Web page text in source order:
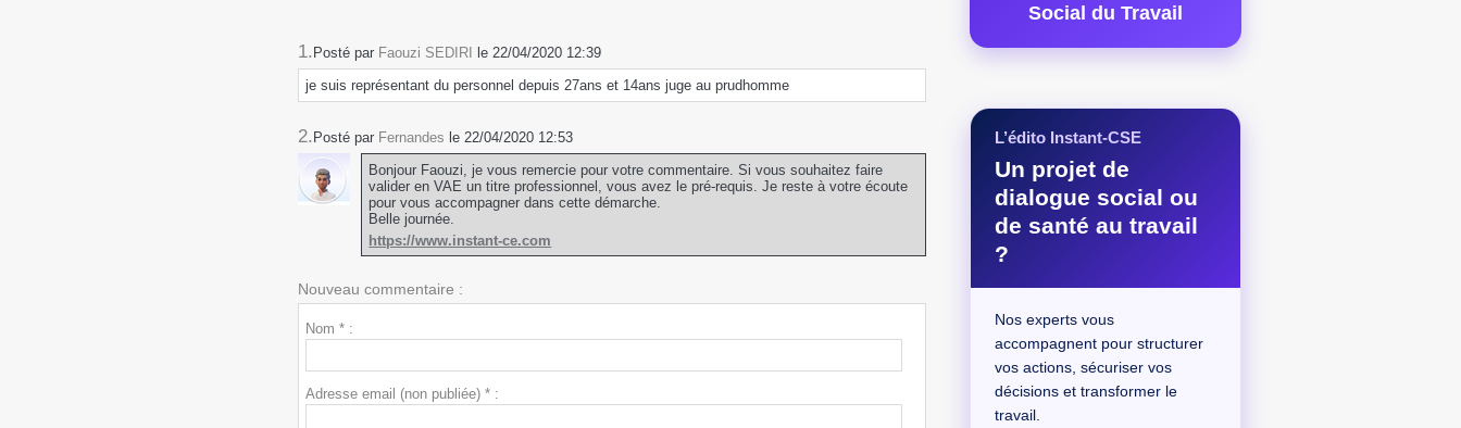
1. Posté par Faouzi SEDIRI
le 22/04/2020 12:39
je suis représentant du personnel depuis 27ans et 14ans juge au prudhomme
2. Posté par Fernandes le 22/04/2020 12:53
Bonjour Faouzi, je vous remercie pour votre commentaire. Si vous souhaitez faire
valider en VAE un titre professionnel, vous avez le pré-requis. Je reste à votre écoute
pour vous accompagner dans cette démarche.
Belle journée.
https://www.instant-ce.com
Nouveau commentaire :
Nom * :
Adresse email (non publiée) * :
Social du Travail
L’édito Instant-CSE
Un projet de
dialogue social ou
de santé au travail
?
Nos experts vous
accompagnent pour structurer
vos actions, sécuriser vos
décisions et transformer le
travail.